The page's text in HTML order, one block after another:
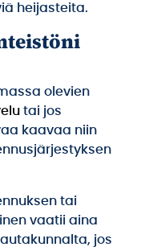
heijasteita.
olevien
tai jos
kaavaa niin
tai
vaatii aina
jos